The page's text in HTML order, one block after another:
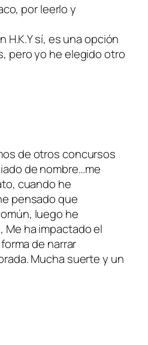
por leerlo y
H.K.Y sí, es una opción
pero yo he elegido otro
de otros concursos
de nombre…me
cuando he
pensado que
luego he
ha impactado el
de narrar
Mucha suerte y un